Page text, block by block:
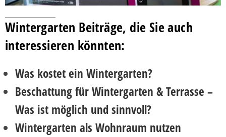
Wintergarten Beiträge, die Sie auch
interessieren könnten:
Was kostet ein Wintergarten?
Beschattung für Wintergarten & Terrasse –
Was ist möglich und sinnvoll?
Wintergarten als Wohnraum nutzen